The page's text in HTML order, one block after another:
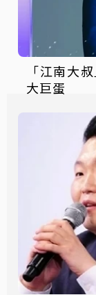
「江南大
大巨蛋